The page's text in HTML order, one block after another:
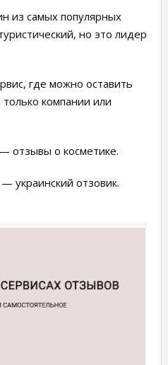
из самых популярных
но это лидер
где можно оставить
компании или
отзывы о косметике.
украинский отзовик.